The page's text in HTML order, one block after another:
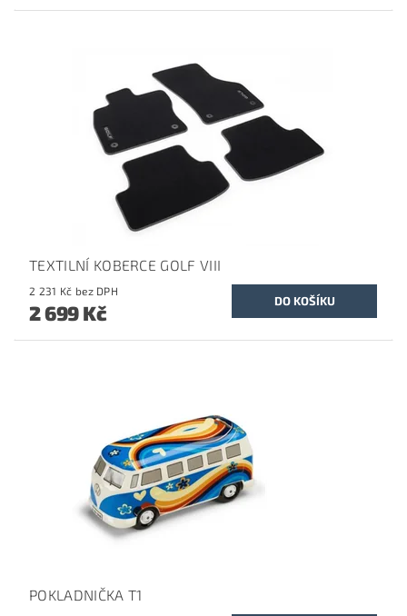
TEXTILNÍ KOBERCE GOLF VIII
2 231 Kč bez DPH
2 699 Kč
POKLADNIČKA T1